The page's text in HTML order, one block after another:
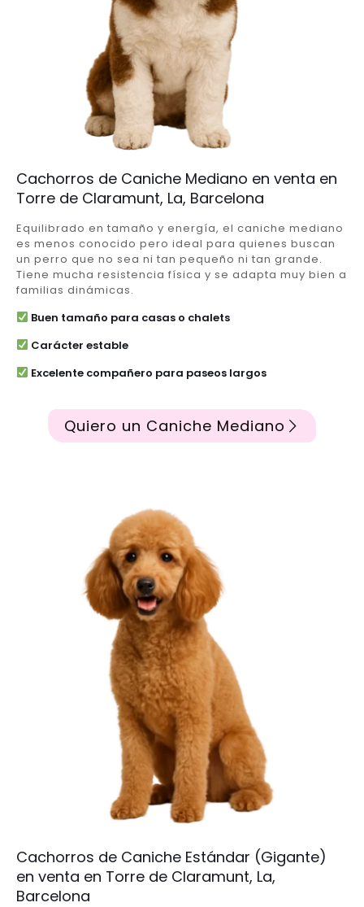
Cachorros de Caniche Mediano en venta en
Torre de Claramunt, La, Barcelona
Equilibrado en tamaño y energía, el caniche mediano
es menos conocido pero ideal para quienes buscan
un perro que no sea ni tan pequeño ni tan grande.
Tiene mucha resistencia física y se adapta muy bien a
familias dinámicas.
Buen tamaño para casas o chalets
Carácter estable
Excelente compañero para paseos largos
Quiero un Caniche Mediano
Cachorros de Caniche Estándar (Gigante)
en venta en Torre de Claramunt, La,
Barcelona